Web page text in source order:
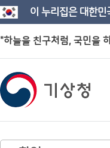
이 누리집은 대한민
"하늘을 친구처럼, 국민을